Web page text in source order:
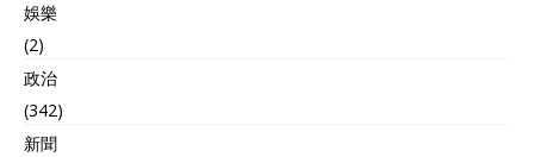
娛樂
(2)
政治
(342)
新聞